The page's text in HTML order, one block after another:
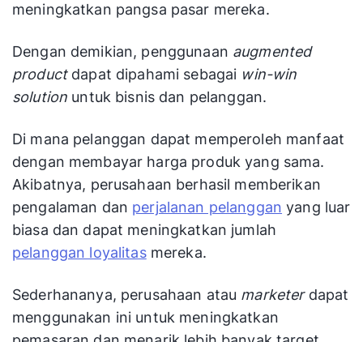
meningkatkan pangsa pasar mereka.
Dengan demikian, penggunaan augmented
product dapat dipahami sebagai win-win
solution untuk bisnis dan pelanggan.
Di mana pelanggan dapat memperoleh manfaat
dengan membayar harga produk yang sama.
Akibatnya, perusahaan berhasil memberikan
pengalaman dan perjalanan pelanggan yang luar
biasa dan dapat meningkatkan jumlah
pelanggan loyalitasmereka.
Sederhananya, perusahaan atau marketer dapat
menggunakan ini untuk meningkatkan